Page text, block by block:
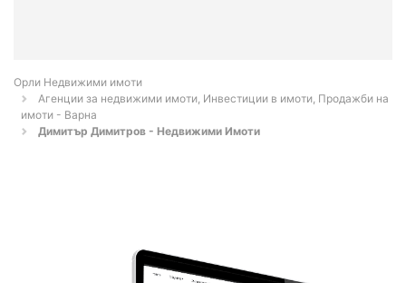
Орли Недвижими имоти
Агенции за недвижими имоти, Инвестиции в имоти, Продажби на
имоти - Варна
Димитър Димитров - Недвижими Имоти